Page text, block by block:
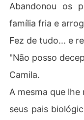
Abandonou os
família fria e
Fez de tudo... e
"Não posso
Camila.
A mesma que
seus pais